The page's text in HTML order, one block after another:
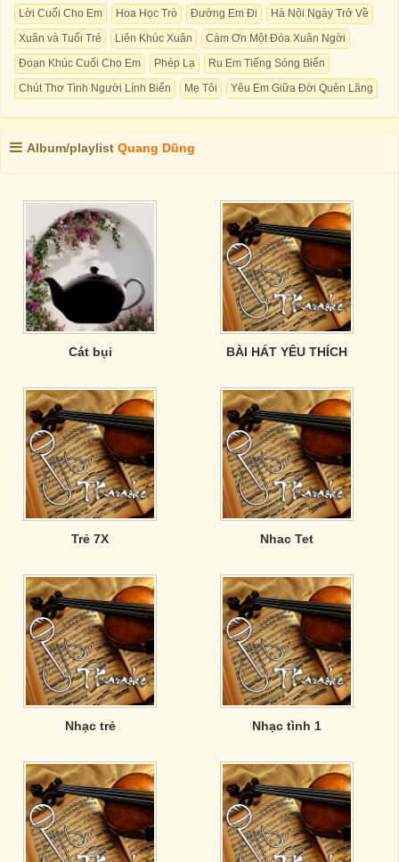
Lời Cuối Cho Em
Hoa Học Trò Đường Em Đi
Hà Nội Ngày Trở Về
Xuân và Tuổi Trẻ
Liên Khúc Xuân
Cám Ơn Một Đóa Xuân Ngời
Đoạn Khúc Cuối Cho Em
Phép Lạ
Ru Em Tiếng Sóng Biển
Chút Thơ Tình Người Lính Biển
Mẹ Tôi Yêu Em Giữa Đời Quên Lãng
Album/playlist Quang Dũng
Cát bụi BÀI HÁT YÊU THÍCH
Trẻ 7X Nhac Tet
Nhạc trẻ Nhạc tình 1